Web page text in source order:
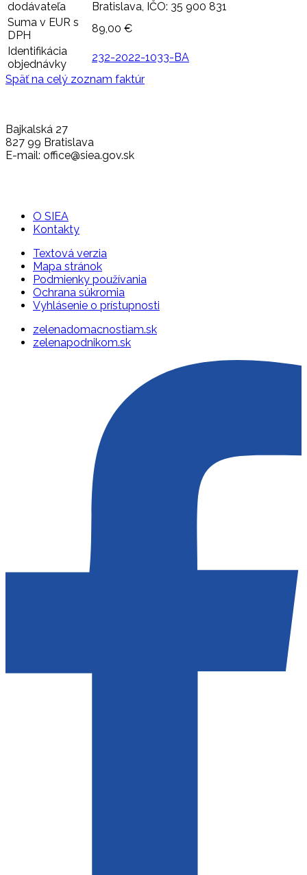
dodávateľa
Bratislava, IČO: 35 900 831
Suma v EUR s
DPH
89,00 €
Identifikácia
objednávky
232-2022-1033-BA
Späť na celý zoznam faktúr
Bajkalská 27
827 99 Bratislava
E-mail: office@siea.gov.sk
O SIEA
Kontakty
Textová verzia
Mapa stránok
Podmienky používania
Ochrana súkromia
Vyhlásenie o prístupnosti
zelenadomacnostiam.sk
zelenapodnikom.sk